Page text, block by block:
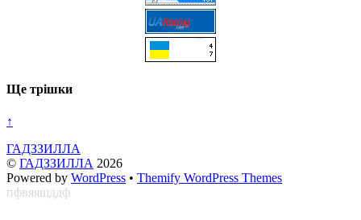
Ще трішки
↑
ГАДЗЗИЛЛА
© ГАДЗЗИЛЛА 2026
Powered by WordPress • Themify WordPress Themes
пфвяяшддф